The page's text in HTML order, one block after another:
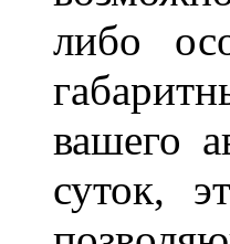
либо
вашего
суток,